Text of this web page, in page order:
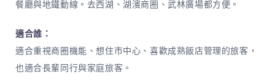
餐廳與地鐵動線。去西湖、湖濱商圈、武林廣場都方便。
適合誰：
適合重視商圈機能、想住市中心、喜歡成熟飯店管理的旅客，
也適合長輩同行與家庭旅客。